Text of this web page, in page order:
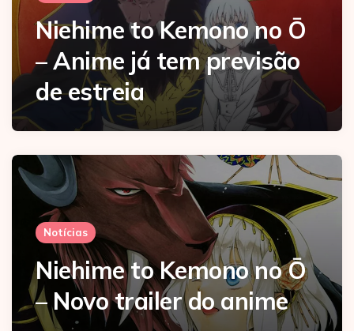
Niehime to Kemono no Ō
– Anime já tem previsão
de estreia
Notícias
Niehime to Kemono no Ō
– Novo trailer do anime